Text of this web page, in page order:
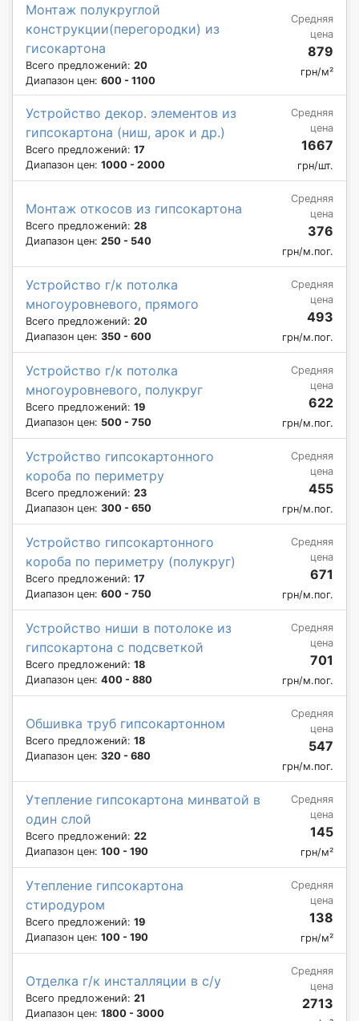
Монтаж полукруглой
конструкции(перегородки) из
гисокартона
Всего предложений: 20
Диапазон цен: 600 - 1100
Средняя
цена
879
грн/м²
Устройство декор. элементов из
гипсокартона (ниш, арок и др.)
Всего предложений: 17
Диапазон цен: 1000 - 2000
Средняя
цена
1667
грн/шт.
Монтаж откосов из гипсокартона
Всего предложений: 28
Диапазон цен: 250 - 540
Средняя
цена
376
грн/м.пог.
Устройство г/к потолка
многоуровневого, прямого
Всего предложений: 20
Диапазон цен: 350 - 600
Средняя
цена
493
грн/м.пог.
Устройство г/к потолка
многоуровневого, полукруг
Всего предложений: 19
Диапазон цен: 500 - 750
Средняя
цена
622
грн/м.пог.
Устройство гипсокартонного
короба по периметру
Всего предложений: 23
Диапазон цен: 300 - 650
Средняя
цена
455
грн/м.пог.
Устройство гипсокартонного
короба по периметру (полукруг)
Всего предложений: 17
Диапазон цен: 600 - 750
Средняя
цена
671
грн/м.пог.
Устройство ниши в потолоке из
гипсокартона с подсветкой
Всего предложений: 18
Диапазон цен: 400 - 880
Средняя
цена
701
грн/м.пог.
Обшивка труб гипсокартонном
Всего предложений: 18
Диапазон цен: 320 - 680
Средняя
цена
547
грн/м.пог.
Утепление гипсокартона минватой в
один слой
Всего предложений: 22
Диапазон цен: 100 - 190
Средняя
цена
145
грн/м²
Утепление гипсокартона
стиродуром
Всего предложений: 19
Диапазон цен: 100 - 190
Средняя
цена
138
грн/м²
Отделка г/к инсталляции в с/у
Всего предложений: 21
Диапазон цен: 1800 - 3000
Средняя
цена
2713